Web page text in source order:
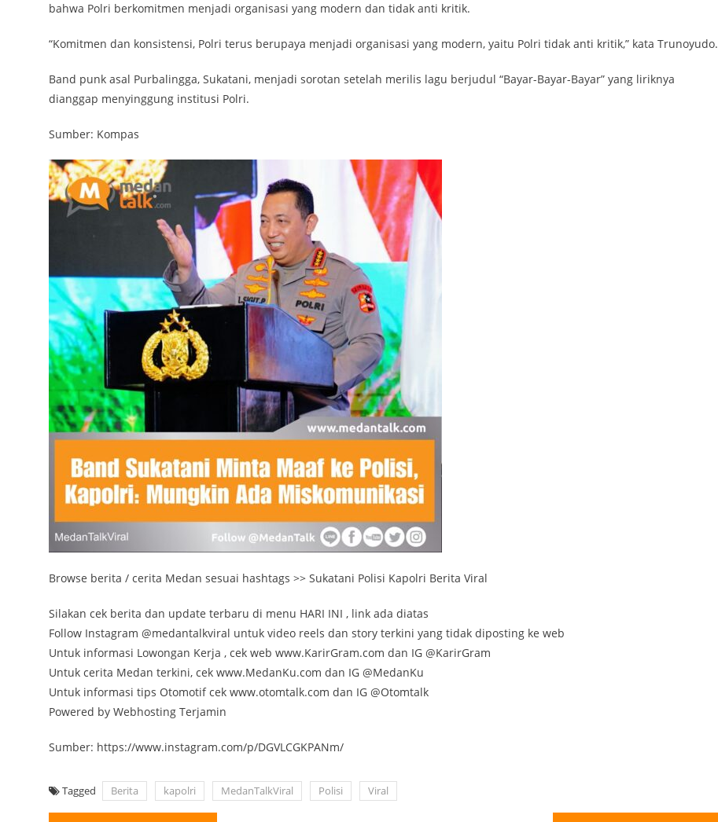
bahwa Polri berkomitmen menjadi organisasi yang modern dan tidak anti kritik.
“Komitmen dan konsistensi, Polri terus berupaya menjadi organisasi yang modern, yaitu Polri tidak anti kritik,” kata Trunoyudo.
Band punk asal Purbalingga, Sukatani, menjadi sorotan setelah merilis lagu berjudul “Bayar-Bayar-Bayar” yang liriknya
dianggap menyinggung institusi Polri.
Sumber: Kompas
Browse berita / cerita Medan sesuai hashtags >> Sukatani Polisi Kapolri Berita Viral
Silakan cek berita dan update terbaru di menu HARI INI , link ada diatas
Follow Instagram @medantalkviral untuk video reels dan story terkini yang tidak diposting ke web
Untuk informasi Lowongan Kerja , cek web www.KarirGram.com dan IG @KarirGram
Untuk cerita Medan terkini, cek www.MedanKu.com dan IG @MedanKu
Untuk informasi tips Otomotif cek www.otomtalk.com dan IG @Otomtalk
Powered by Webhosting Terjamin
Sumber: https://www.instagram.com/p/DGVLCGKPANm/
Tagged Berita kapolri MedanTalkViral Polisi Viral